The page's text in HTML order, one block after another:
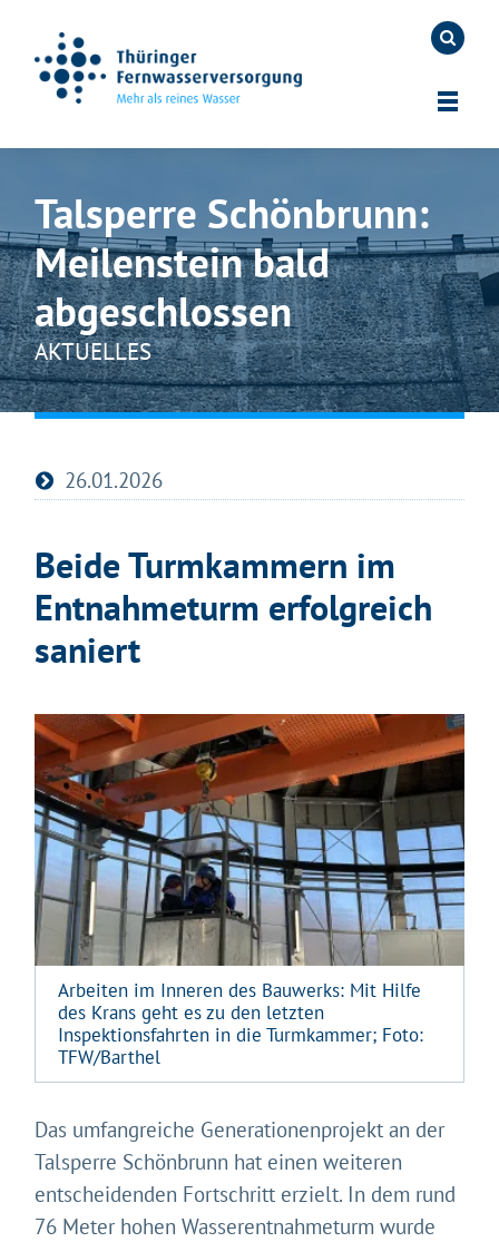
Talsperre Schönbrunn:
Meilenstein bald
abgeschlossen
AKTUELLES
26.01.2026
Beide Turmkammern im
Entnahmeturm erfolgreich
saniert
Arbeiten im Inneren des Bauwerks: Mit Hilfe
des Krans geht es zu den letzten
Inspektionsfahrten in die Turmkammer; Foto:
TFW/Barthel
Das umfangreiche Generationenprojekt an der
Talsperre Schönbrunn hat einen weiteren
entscheidenden Fortschritt erzielt. In dem rund
76 Meter hohen Wasserentnahmeturm wurde